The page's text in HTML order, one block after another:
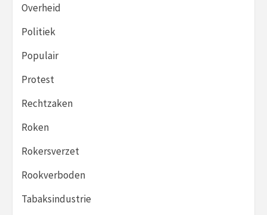
Overheid
Politiek
Populair
Protest
Rechtzaken
Roken
Rokersverzet
Rookverboden
Tabaksindustrie